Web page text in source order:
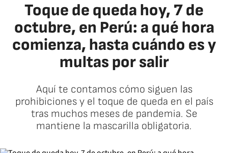
Toque de queda hoy, 7 de
octubre, en Perú: a qué hora
comienza, hasta cuándo es y
multas por salir
Aquí te contamos cómo siguen las
prohibiciones y el toque de queda en el país
tras muchos meses de pandemia. Se
mantiene la mascarilla obligatoria.